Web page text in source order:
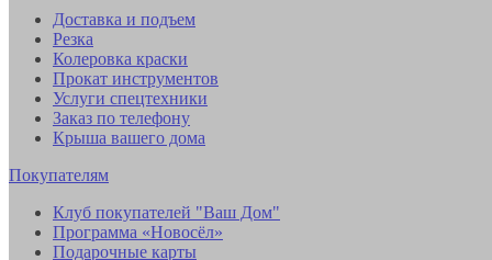
Доставка и подъем
Резка
Колеровка краски
Прокат инструментов
Услуги спецтехники
Заказ по телефону
Крыша вашего дома
Покупателям
Клуб покупателей "Ваш Дом"
Программа «Новосёл»
Подарочные карты